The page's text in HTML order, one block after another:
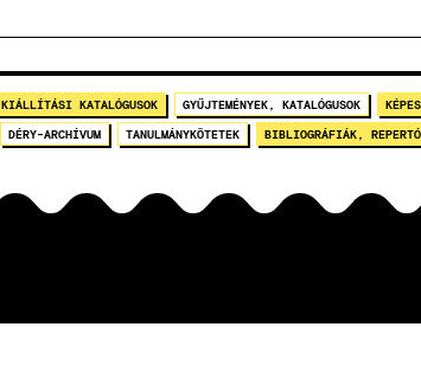
KIÁLLÍTÁSI KATALÓGUSOK GYŰJTEMÉNYEK, KATALÓGUSOK
DÉRY-ARCHÍVUM TANULMÁNYKÖTETEK BIBLIOGRÁFIÁK,